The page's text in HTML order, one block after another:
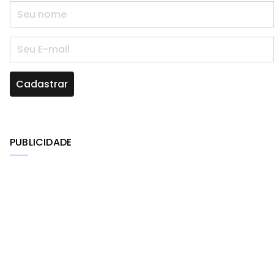
PUBLICIDADE